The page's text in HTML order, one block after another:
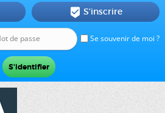
Se souvenir de moi ?
 S'inscrire